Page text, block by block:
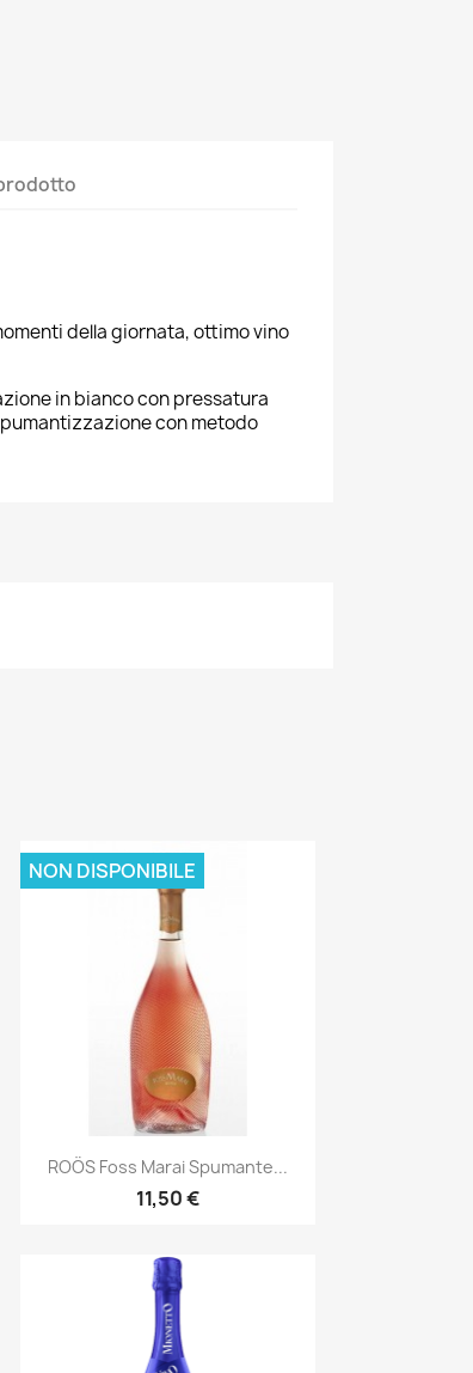
della giornata, ottimo vino
in bianco con pressatura
con metodo
Anteprima
ROÖS Foss Marai Spumante...
11,50 €
NON DISPONIBILE